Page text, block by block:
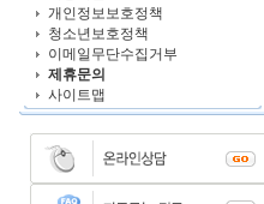
개인정보보호정책
청소년보호정책
이메일무단수집거부
제휴문의
사이트맵